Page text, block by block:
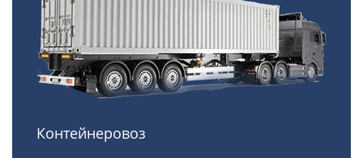
Контейнеровоз